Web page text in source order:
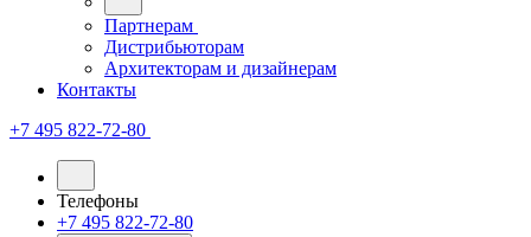
Партнерам
Дистрибьюторам
Архитекторам и дизайнерам
Контакты
+7 495 822-72-80
Телефоны
+7 495 822-72-80